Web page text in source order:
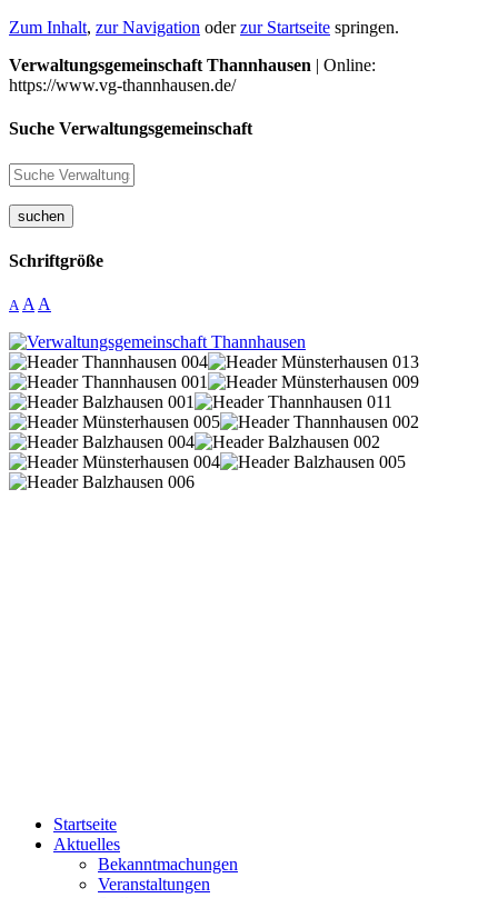
Zum Inhalt, zur Navigation oderzur Startseite springen.
Verwaltungsgemeinschaft Thannhausen | Online:
https://www.vg-thannhausen.de/
Suche Verwaltungsgemeinschaft
suchen
Schriftgröße
A A A
Startseite
Aktuelles
Bekanntmachungen
Veranstaltungen